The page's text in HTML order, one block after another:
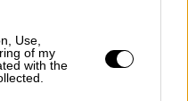
Use,
of my
with the
Κουέστα μάντεψε
πλευρά,
έστειλε την μπάλα
οι